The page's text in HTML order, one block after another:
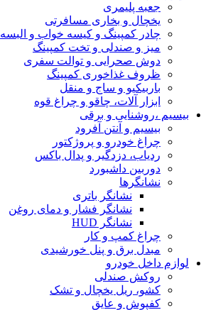
جعبه پلیمری
یخچال و بخاری مسافرتی
چادر کمپینگ و کیسه خواب و البسه
میز و صندلی و تخت کمپینگ
دوش صحرایی و توالت سفری
ظروف غذاخوری کمپینگ
باربیکیو و ساج و منقل
ابزار آلات، چاقو و چراغ قوه
بیسیم ،روشنایی و برقی
بیسیم و آنتن آفرود
چراغ خودرو و پروژکتور
ردیاب، دزدگیر و پدال باکس
دوربین داشبورد
نشانگرها
نشانگر باتری
نشانگر فشار و دمای روغن
نشانگر HUD
چراغ کمپ و کار
مبدل برق و پنل خورشیدی
لوازم داخل خودرو
روکش صندلی
کشو، ریل یخچال و تشک
کفپوش و عایق